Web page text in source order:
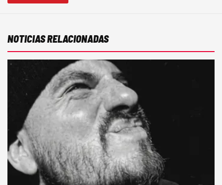
NOTICIAS RELACIONADAS